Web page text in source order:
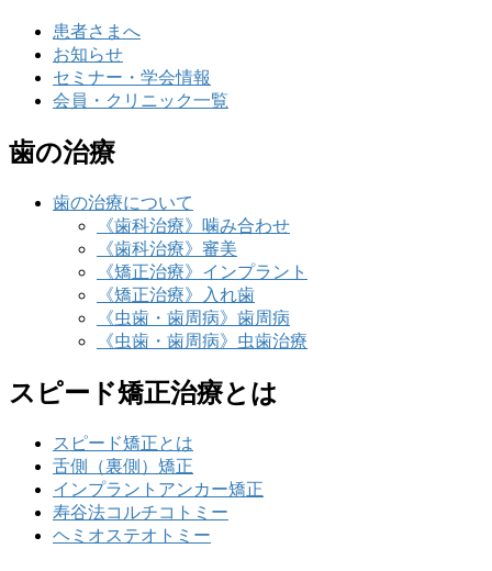
患者さまへ
お知らせ
セミナー・学会情報
会員・クリニック一覧
歯の治療
歯の治療について
《歯科治療》噛み合わせ
《歯科治療》審美
《矯正治療》インプラント
《矯正治療》入れ歯
《虫歯・歯周病》歯周病
《虫歯・歯周病》虫歯治療
スピード矯正治療とは
スピード矯正とは
舌側（裏側）矯正
インプラントアンカー矯正
寿谷法コルチコトミー
ヘミオステオトミー